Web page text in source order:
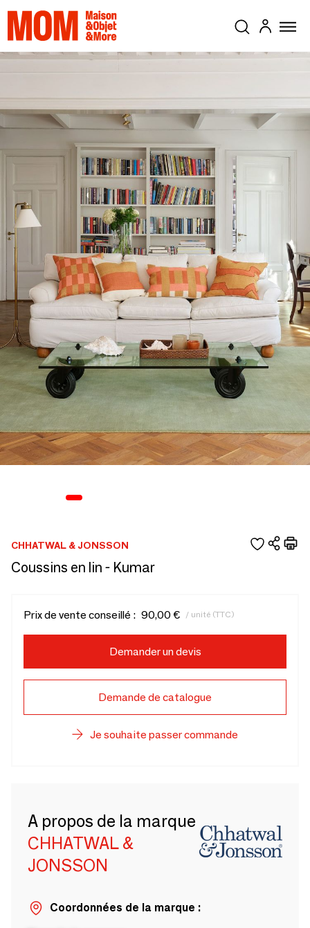
CHHATWAL & JONSSON
Coussins en lin - Kumar
Prix de vente conseillé : 90,00 € / unité (TTC)
Demander un devis
Demande de catalogue
Je souhaite passer commande
A propos de la marque
CHHATWAL &
JONSSON
Coordonnées de la marque :